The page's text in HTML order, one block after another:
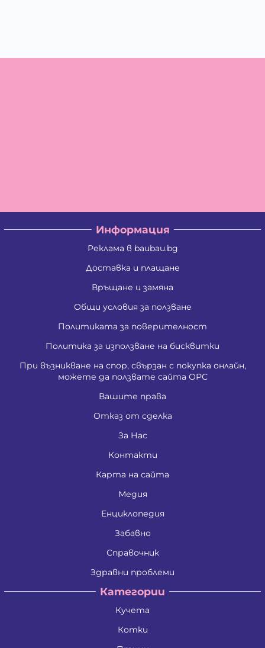
Информация
Реклама в baubau.bg
Доставка и плащане
Връщане и замяна
Общи условия за ползване
Политиката за поверителност
Политика за използване на бисквитки
При възникване на спор, свързан с покупка онлайн,
можете да ползвате сайта ОРС
Вашите права
Отказ от сделка
За Нас
Контакти
Карта на сайта
Медия
Енциклопедия
Забавно
Справочник
Здравни проблеми
Категории
Кучета
Котки